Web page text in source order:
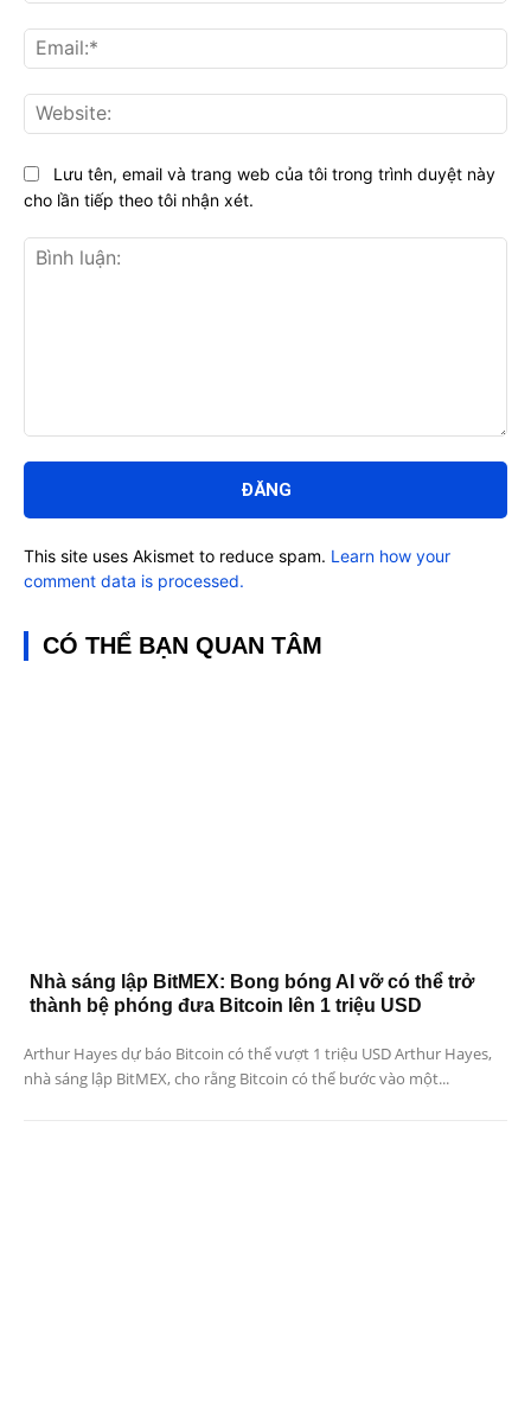
luận:
Lưu tên, email và trang web của tôi trong trình duyệt này
cho lần tiếp theo tôi nhận xét.
This site uses Akismet to reduce spam. Learn how your
comment data is processed.
CÓ THỂ BẠN QUAN TÂM
Nhà sáng lập BitMEX: Bong bóng AI vỡ có thể trở
thành bệ phóng đưa Bitcoin lên 1 triệu USD
Arthur Hayes dự báo Bitcoin có thể vượt 1 triệu USD Arthur Hayes,
nhà sáng lập BitMEX, cho rằng Bitcoin có thể bước vào một...